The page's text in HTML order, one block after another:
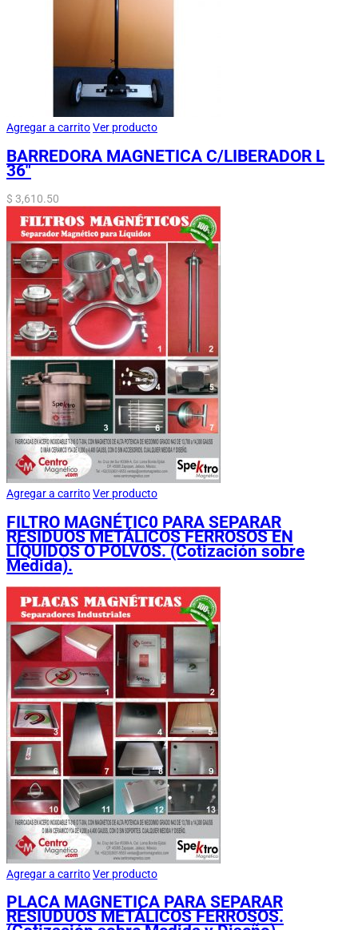
Agregar a carritoVer producto
BARREDORA MAGNETICA C/LIBERADOR L
36″
$ 3,610.50
Agregar a carritoVer producto
FILTRO MAGNÉTIC0 PARA SEPARAR
RESIDUOS METÁLICOS FERROSOS EN
LÍQUIDOS O POLVOS. (Cotización sobre
Medida).
Agregar a carritoVer producto
PLACA MAGNETICA PARA SEPARAR
RESIUDUOS METÁLICOS FERROSOS.